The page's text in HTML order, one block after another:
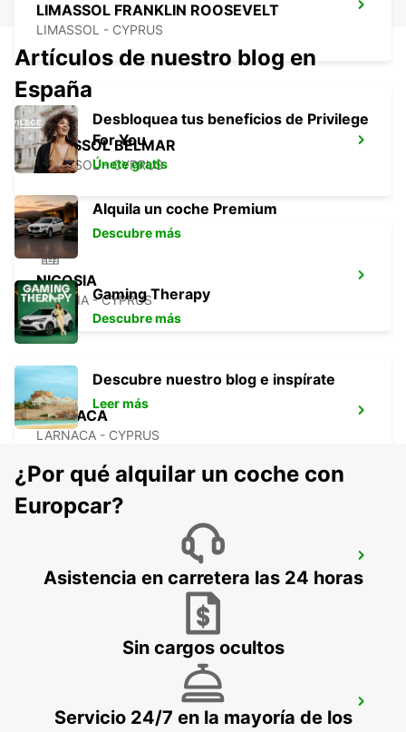
LIMASSOL FRANKLIN ROOSEVELT
LIMASSOL - CYPRUS
LIMASSOL BELMAR
LIMASSOL - CYPRUS
NICOSIA
NICOSIA - CYPRUS
LARNACA
LARNACA - CYPRUS
LARNACA AEROPUERTO
INTERNACIONAL
PROTARAS
PROTARAS - CYPRUS
Artículos de nuestro blog en
España
Desbloquea tus beneficios de Privilege
For You
Únete gratis
Alquila un coche Premium
Descubre más
Gaming Therapy
Descubre más
Descubre nuestro blog e inspírate
Leer más
¿Por qué alquilar un coche con
Europcar?
Asistencia en carretera las 24 horas
Sin cargos ocultos
Servicio 24/7 en la mayoría de los